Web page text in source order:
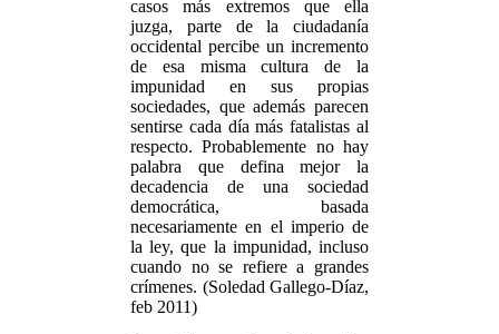
casos más extremos que ella
juzga, parte de la ciudadanía
occidental percibe un incremento
de esa misma cultura de la
impunidad en sus propias
sociedades, que además parecen
sentirse cada día más fatalistas al
respecto. Probablemente no hay
palabra que defina mejor la
decadencia de una sociedad
democrática, basada
necesariamente en el imperio de
la ley, que la impunidad, incluso
cuando no se refiere a grandes
crímenes. (Soledad Gallego-Díaz,
feb 2011)